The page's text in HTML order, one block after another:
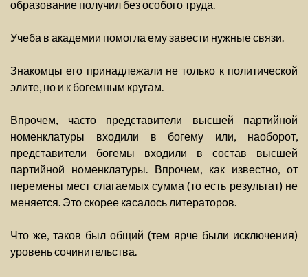
образование получил без особого труда.
Учеба в академии помогла ему завести нужные связи.
Знакомцы его принадлежали не только к политической
элите, но и к богемным кругам.
Впрочем, часто представители высшей партийной
номенклатуры входили в богему или, наоборот,
представители богемы входили в состав высшей
партийной номенклатуры. Впрочем, как известно, от
перемены мест слагаемых сумма (то есть результат) не
меняется. Это скорее касалось литераторов.
Что же, таков был общий (тем ярче были исключения)
уровень сочинительства.